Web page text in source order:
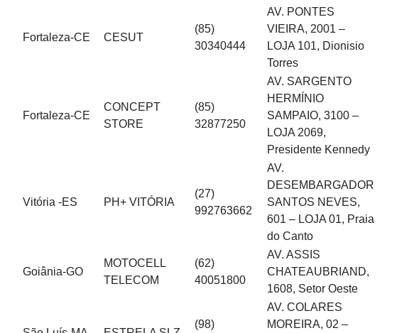
Fortaleza-CE CESUT
(85)
30340444
AV. PONTES
VIEIRA, 2001 –
LOJA 101, Dionisio
Torres
Fortaleza-CE
CONCEPT
STORE
(85)
32877250
AV. SARGENTO
HERMÍNIO
SAMPAIO, 3100 –
LOJA 2069,
Presidente Kennedy
Vitória -ES PH+ VITÓRIA
(27)
992763662
AV.
DESEMBARGADOR
SANTOS NEVES,
601 – LOJA 01, Praia
do Canto
Goiânia-GO
MOTOCELL
TELECOM
(62)
40051800
AV. ASSIS
CHATEAUBRIAND,
1608, Setor Oeste
(98)
AV. COLARES
MOREIRA, 02 –